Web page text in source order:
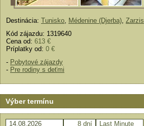
Destinácia: Tunisko, Médenine (Djerba), Zarzis
Kód zájazdu: 1319640
Cena od: 613 €
Príplatky od: 0 €
- Pobytové zájazdy
- Pre rodiny s deťmi
Výber termínu
14.08.2026 8 dní
Last Minute